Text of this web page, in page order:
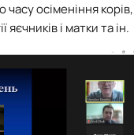
осіменіння корів,
яєчників і матки та ін.